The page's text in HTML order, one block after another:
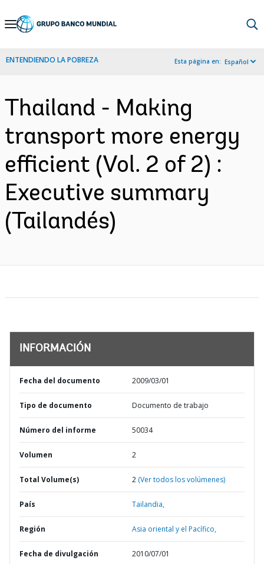
Skip
Navigation
ENTENDIENDO LA POBREZA Esta página en: Español
Thailand - Making
transport more energy
efficient (Vol. 2 of 2) :
Executive summary
(Tailandés)
INFORMACIÓN
Fecha del documento 2009/03/01
Tipo de documento Documento de trabajo
Número del informe 50034
Volumen 2
Total Volume(s) 2 (Ver todos los volúmenes)
País Tailandia,
Región Asia oriental y el Pacífico,
Fecha de divulgación 2010/07/01